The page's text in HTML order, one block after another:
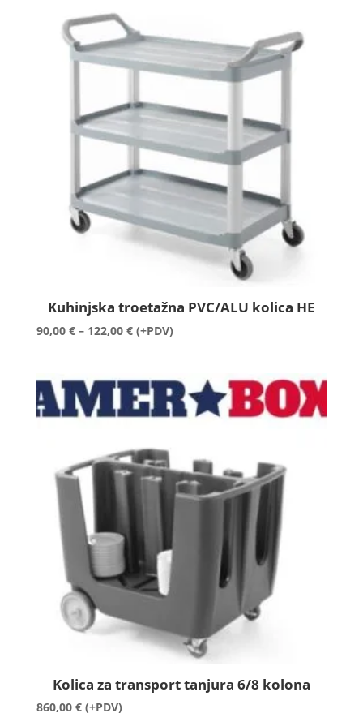
do
121,00 €
Kuhinjska troetažna PVC/ALU kolica HE
90,00 € – 122,00 €Raspon
90,00 €
do
122,00 €
(+PDV)
Kolica za transport tanjura 6/8 kolona
860,00 € (+PDV)